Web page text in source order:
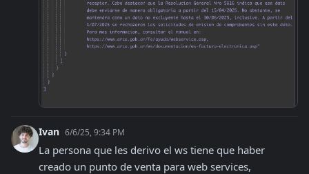
Ivan 6/6/25, 9:34 PM
La persona que les derivo el ws tiene que haber
creado un punto de venta para web services,